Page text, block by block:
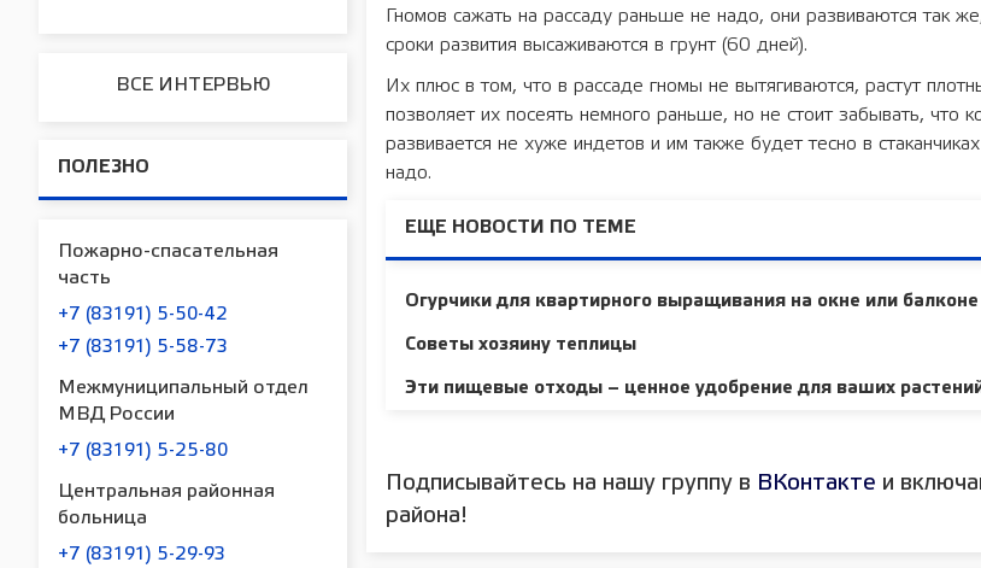
ВСЕ ИНТЕРВЬЮ
ПОЛЕЗНО
Пожарно-спасательная
часть
+7 (83191) 5-50-42
+7 (83191) 5-58-73
Межмуниципальный отдел
МВД России
+7 (83191) 5-25-80
Центральная районная
больница
+7 (83191) 5-29-93
Гномов сажать на рассаду раньше не надо, они развиваются так
сроки развития высаживаются в грунт (60 дней).
Их плюс в том, что в рассаде гномы не вытягиваются, растут
позволяет их посеять немного раньше, но не стоит забывать, что
развивается не хуже индетов и им также будет тесно в
надо.
ЕЩЕ НОВОСТИ ПО ТЕМЕ
Огурчики для квартирного выращивания на окне или балконе
Советы хозяину теплицы
Эти пищевые отходы – ценное удобрение для ваших
Подписывайтесь на нашу группу в ВКонтакте и
района!